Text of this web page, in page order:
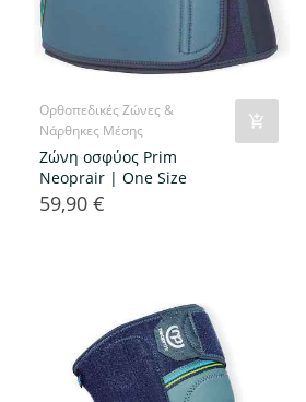
Ορθοπεδικές Ζώνες &
Νάρθηκες Μέσης
Ζώνη oσφύος Prim
Neoprair | One Size
Τιμή
59,90 €